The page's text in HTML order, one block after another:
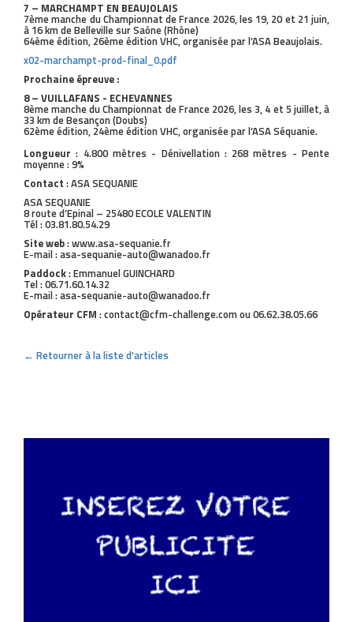
7 – MARCHAMPT EN BEAUJOLAIS
7ème manche du Championnat de France 2026, les 19, 20 et 21 juin,
à 16 km de Belleville sur Saône (Rhône)
64ème édition, 26ème édition VHC, organisée par l’ASA Beaujolais.
x02-marchampt-prod-final_0.pdf
Prochaine épreuve :
8 – VUILLAFANS - ECHEVANNES
8ème manche du Championnat de France 2026, les 3, 4 et 5 juillet, à
33 km de Besançon (Doubs)
62ème édition, 24ème édition VHC, organisée par l’ASA Séquanie.
Longueur: 4.800 mètres - Dénivellation : 268 mètres - Pente
moyenne : 9%
Contact : ASA SEQUANIE
ASA SEQUANIE
8 route d’Epinal – 25480 ECOLE VALENTIN
Tél : 03.81.80.54.29
Site web: www.asa-sequanie.fr
E-mail : asa-sequanie-auto@wanadoo.fr
Paddock: Emmanuel GUINCHARD
Tel : 06.71.60.14.32
E-mail : asa-sequanie-auto@wanadoo.fr
Opérateur CFM : contact@cfm-challenge.com ou 06.62.38.05.66
← Retourner à la liste d'articles